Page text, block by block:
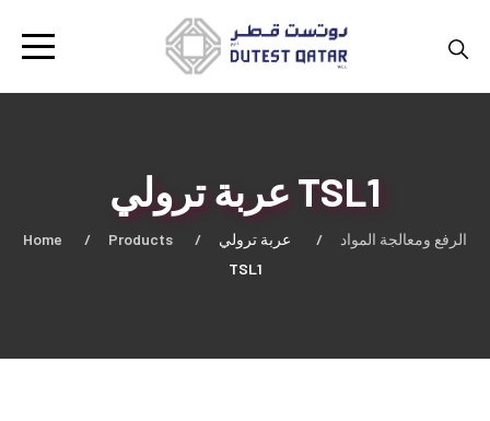
عربة ترولي TSL1
Home Products الرفع ومعالجة المواد
عربة ترولي
TSL1